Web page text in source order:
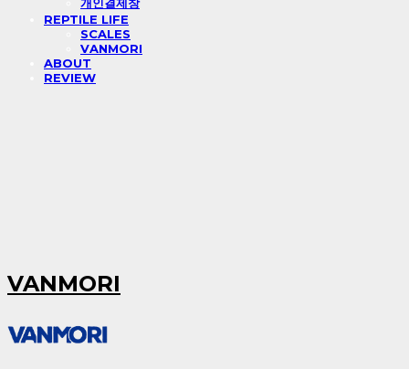
개인결제창
REPTILE LIFE
SCALES
VANMORI
ABOUT
REVIEW
VANMORI